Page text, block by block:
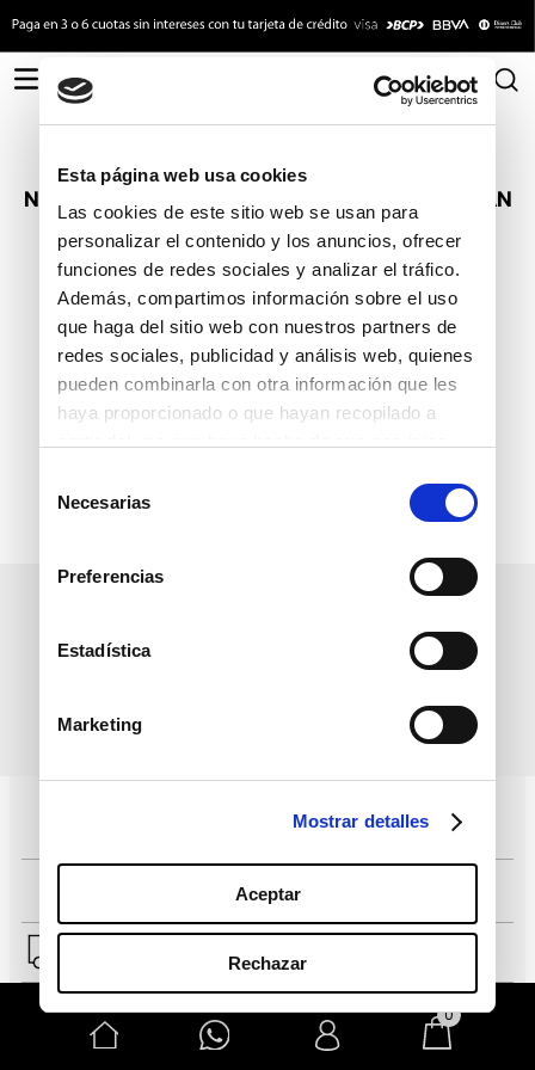
Esta página web usa cookies
Las cookies de este sitio web se usan para
personalizar el contenido y los anuncios, ofrecer
funciones de redes sociales y analizar el tráfico.
Además, compartimos información sobre el uso
que haga del sitio web con nuestros partners de
redes sociales, publicidad y análisis web, quienes
pueden combinarla con otra información que les
haya proporcionado o que hayan recopilado a
deNecesarias
Preferencias
Estadística
Marketing
Mostrar detalles
Aceptar
Rechazar
0
NO ENCONTRAMOS RESULTADOS QUE COINCIDAN
CON TU BÚSQUEDA
.Compruebe los términos introducidos.
.Intenta utilizar una sola palabra.
.Utilice términos genéricos en la búsqueda.
.Busque utilizar sinónimos al término deseado.
TAMBIÉN TE PUEDE INTERESAR